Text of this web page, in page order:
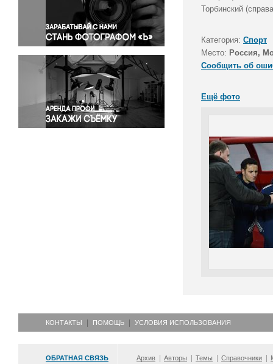
Правосудие
Происшествия и конфликты
Религия
Светская жизнь
Спорт
Экология
Экономика и бизнес
Торбинский
Категория: Спорт
Место: Россия,
Сообщить об
Ещё фото
КОНТАКТЫ ПОМОЩЬ УСЛОВИЯ ИСПОЛЬЗОВАНИЯ
ОБРАТНАЯ СВЯЗЬ Архив Авторы Темы Справочники